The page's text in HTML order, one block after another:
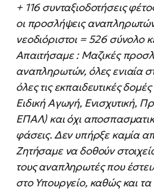
+ 116 συνταξιοδοτήσεις
οι προσλήψεις
νεοδιόριστοι = 526 σύνολο
Απαιτήσαμε : Μαζικές
αναπληρωτών, όλες ενιαία
όλες τις εκπαιδευτικές
Ειδική Αγωγή, Ενισχυτική,
ΕΠΑΛ) και όχι
φάσεις. Δεν υπήρξε καμία
Ζητήσαμε να δοθούν
τους αναπληρωτές που
στο Υπουργείο, καθώς και